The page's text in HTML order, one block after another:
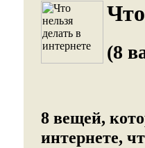
(8
8 вещей,
интернете,